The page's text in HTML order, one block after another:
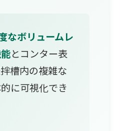
なボリュームレ
とコンター表
槽内の複雑な
に可視化でき